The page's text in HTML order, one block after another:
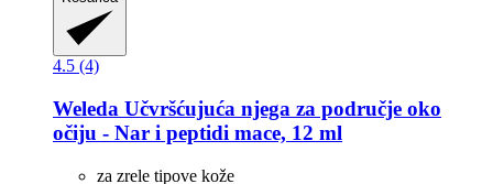
4.5 (4)
Weleda Učvršćujuća njega za područje oko
očiju -​ Nar i peptidi mace, 12 ml
za zrele tipove kože